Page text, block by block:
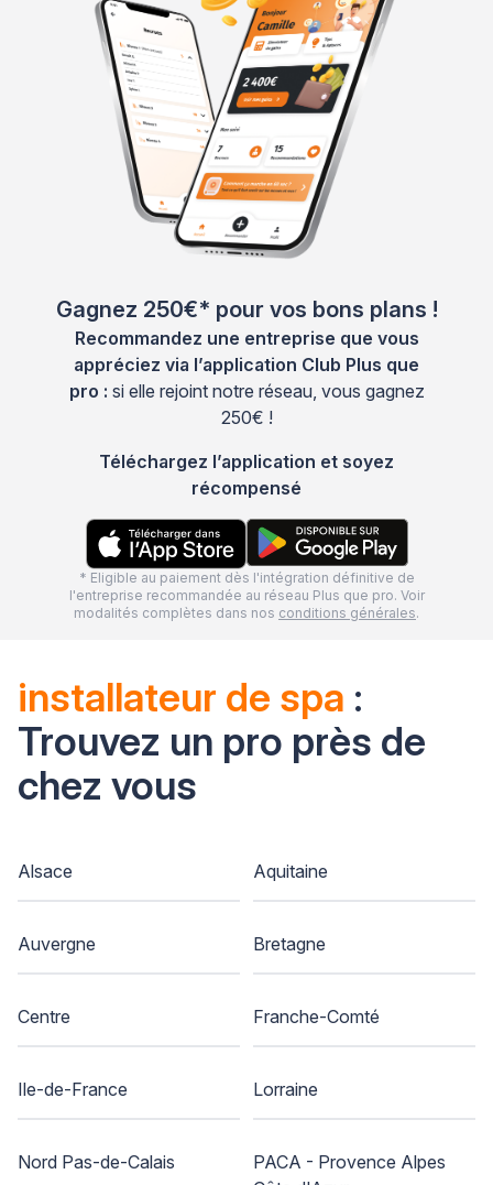
Gagnez 250€* pour vos bons plans !
Recommandez une entreprise que vous
appréciez via l’application Club Plus que
pro : si elle rejoint notre réseau, vous gagnez
250€ !
Téléchargez l’application et soyez
récompensé
* Eligible au paiement dès l'intégration définitive de
l'entreprise recommandée au réseau Plus que pro. Voir
modalités complètes dans nos conditions générales.
installateur de spa :
Trouvez un pro près de
chez vous
Alsace Aquitaine
Auvergne Bretagne
Centre Franche-Comté
Ile-de-France Lorraine
Nord Pas-de-Calais
PACA - Provence Alpes